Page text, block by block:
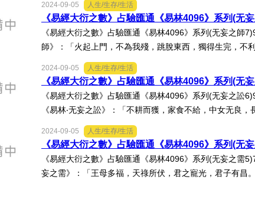
2024-09-05 人生/生存/生活
《易經大衍之數》占驗匯通《易林4096》系列(无
《易經大衍之數》占驗匯通《易林4096》系列(无妄之師
師》：「火起上門，不為我殘，跳脫東西，獨得生完，不
2024-09-05 人生/生存/生活
《易經大衍之數》占驗匯通《易林4096》系列(无
《易經大衍之數》占驗匯通《易林4096》系列(无妄之訟
《易林‧无妄之訟》：「不耕而獲，家食不給，中女无良
2024-09-05 人生/生存/生活
《易經大衍之數》占驗匯通《易林4096》系列(无
《易經大衍之數》占驗匯通《易林4096》系列(无妄之需
妄之需》：「王母多福，天祿所伏，君之寵光，君子有昌